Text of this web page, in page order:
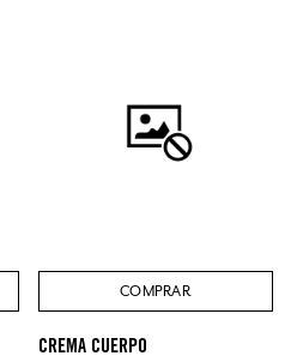
COMPRAR
CREMA CUERPO